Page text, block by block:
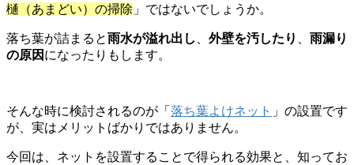
樋（あまどい）の掃除 」ではないでしょうか。
落ち葉が詰まると雨水が溢れ出し 外壁を汚したり
雨漏り
の原因 になったりもします。
そんな時に検討されるのが「 落ち葉よけネット 」の設置です
が、実はメリットばかりではありません。
今回は、ネットを設置することで得られる効果と、知ってお